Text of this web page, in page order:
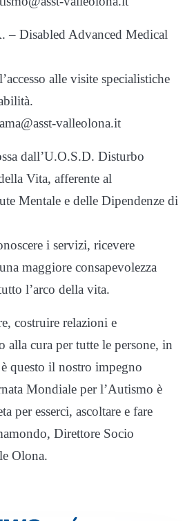
– Disabled Advanced Medical
alle visite specialistiche
valleolona.it
dall’U.O.S.D. Disturbo
Vita, afferente al
Mentale e delle Dipendenze di
i servizi, ricevere
maggiore consapevolezza
l’arco della vita.
costruire relazioni e
cura per tutte le persone, in
questo il nostro impegno
Mondiale per l’Autismo è
per esserci, ascoltare e fare
Direttore Socio
Olona.